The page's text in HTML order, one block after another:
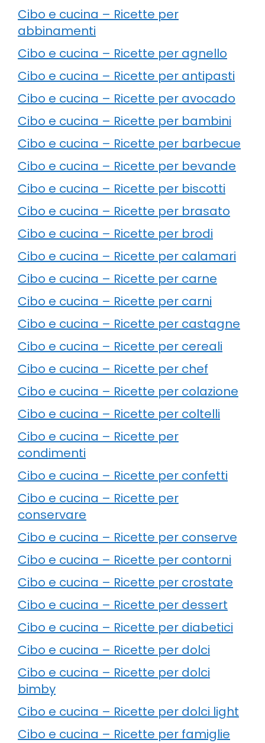
Cibo e cucina – Ricette per
abbinamenti
Cibo e cucina – Ricette per agnello
Cibo e cucina – Ricette per antipasti
Cibo e cucina – Ricette per avocado
Cibo e cucina – Ricette per bambini
Cibo e cucina – Ricette per barbecue
Cibo e cucina – Ricette per bevande
Cibo e cucina – Ricette per biscotti
Cibo e cucina – Ricette per brasato
Cibo e cucina – Ricette per brodi
Cibo e cucina – Ricette per calamari
Cibo e cucina – Ricette per carne
Cibo e cucina – Ricette per carni
Cibo e cucina – Ricette per castagne
Cibo e cucina – Ricette per cereali
Cibo e cucina – Ricette per chef
Cibo e cucina – Ricette per colazione
Cibo e cucina – Ricette per coltelli
Cibo e cucina – Ricette per
condimenti
Cibo e cucina – Ricette per confetti
Cibo e cucina – Ricette per
conservare
Cibo e cucina – Ricette per conserve
Cibo e cucina – Ricette per contorni
Cibo e cucina – Ricette per crostate
Cibo e cucina – Ricette per dessert
Cibo e cucina – Ricette per diabetici
Cibo e cucina – Ricette per dolci
Cibo e cucina – Ricette per dolci
bimby
Cibo e cucina – Ricette per dolci light
Cibo e cucina – Ricette per famiglie